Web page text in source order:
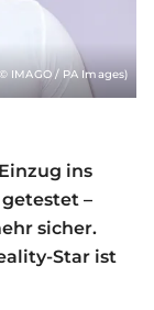
IMAGO / PA Images)
ins
–
sicher.
Star ist